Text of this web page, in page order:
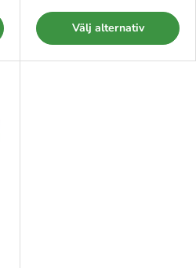
Välj alternativ